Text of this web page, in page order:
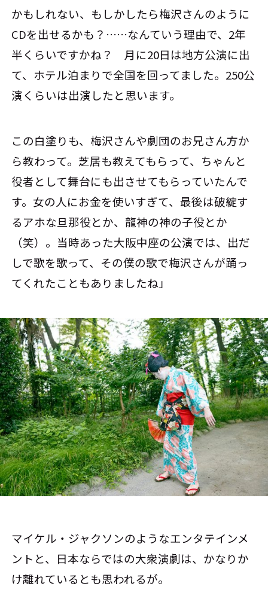
かもしれない、もしかしたら梅沢さんのように
CDを出せるかも？……なんていう理由で、2年
半くらいですかね？ 月に20日は地方公演に出
て、ホテル泊まりで全国を回ってました。250公
演くらいは出演したと思います。
この白塗りも、梅沢さんや劇団のお兄さん方か
ら教わって。芝居も教えてもらって、ちゃんと
役者として舞台にも出させてもらっていたんで
す。女の人にお金を使いすぎて、最後は破綻す
るアホな旦那役とか、龍神の神の子役とか
（笑）。当時あった大阪中座の公演では、出だ
しで歌を歌って、その僕の歌で梅沢さんが踊っ
てくれたこともありましたね」
マイケル・ジャクソンのようなエンタテインメ
ントと、日本ならではの大衆演劇は、かなりか
け離れているとも思われるが。